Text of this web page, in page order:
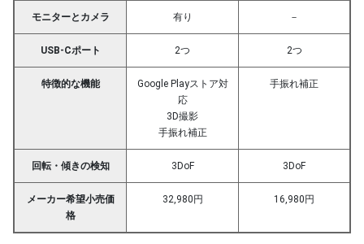
モニターとカメラ 有り －
USB-Cポート 2つ 2つ
特徴的な機能
Google Playストア対
応
3D撮影
手振れ補正
手振れ補正
回転・傾きの検知 3DoF 3DoF
メーカー希望小売価
格
32,980円 16,980円